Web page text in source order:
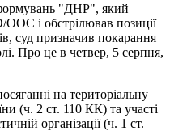
"ДНР", який
і обстрілював позиції
суд призначив покарання
Про це в четвер, 5 серпня,
на територіальну
(ч. 2 ст. 110 КК) та участі
організації (ч. 1 ст.